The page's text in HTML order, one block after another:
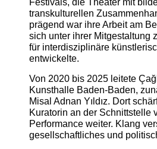
transkulturellen
prägend war ihre Arbeit am
sich unter ihrer Mitgestaltung
für interdisziplinäre
entwickelte.
Von 2020 bis 2025 leitete
Kunsthalle Baden-Baden,
Misal Adnan Yıldız. Dort
Kuratorin an der Schnittstelle
Performance weiter. Klang
gesellschaftliches und